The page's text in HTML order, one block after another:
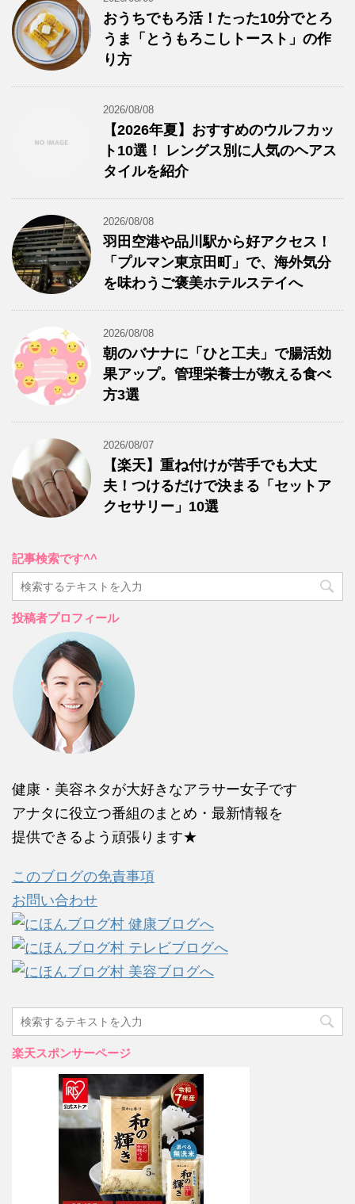
おうちでもろ活！たった10分でとろ
うま「とうもろこしトースト」の作
り方
2026/08/08
【2026年夏】おすすめのウルフカッ
ト10選！ レングス別に人気のヘアス
タイルを紹介
2026/08/08
羽田空港や品川駅から好アクセス！
「プルマン東京田町」で、海外気分
を味わうご褒美ホテルステイへ
2026/08/08
朝のバナナに「ひと工夫」で腸活効
果アップ。管理栄養士が教える食べ
方3選
2026/08/07
【楽天】重ね付けが苦手でも大丈
夫！つけるだけで決まる「セットア
クセサリー」10選
記事検索です^^
投稿者プロフィール
健康・美容ネタが大好きなアラサー女子です
アナタに役立つ番組のまとめ・最新情報を
提供できるよう頑張ります★
このブログの免責事項
お問い合わせ
楽天スポンサーページ